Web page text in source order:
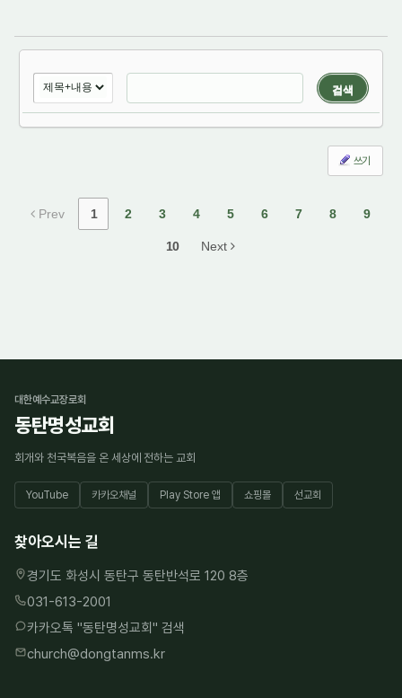
검색
쓰기
Prev 1 2 3 4 5 6 7 8 9
10 Next
대한예수교장로회
동탄명성교회
회개와 천국복음을 온 세상에 전하는 교회
YouTube 카카오채널 Play Store 앱 쇼핑몰 선교회
찾아오시는 길
경기도 화성시 동탄구 동탄반석로 120 8층
031-613-2001
카카오톡 "동탄명성교회" 검색
church@dongtanms.kr